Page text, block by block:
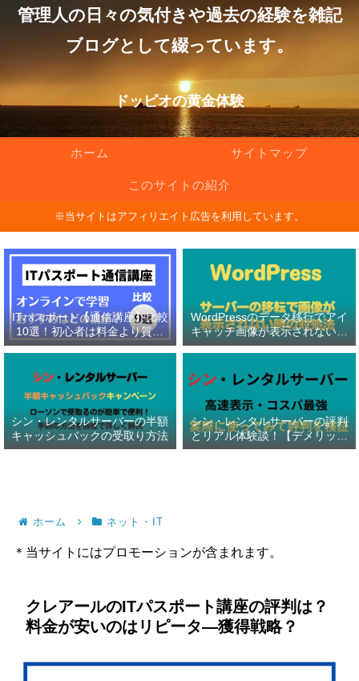
管理人の日々の気付きや過去の経験を雑記
ブログとして綴っています。
ドッピオの黄金体験
ホーム サイトマップ
このサイトの紹介
※当サイトはアフィリエイト広告を利用しています。
ITパスポート【通信講座】比較
10選！初心者は料金より質問
対応の有無を重視！
WordPressのデータ移行でアイ
キャッチ画像が表示されない原
因と対処法
シン・レンタルサーバーの半額
キャッシュバックの受取り方法
シン・レンタルサーバーの評判
とリアル体験談！【デメリット
暴露】
ホーム ネット・IT
＊当サイトにはプロモーションが含まれます。
クレアールのITパスポート講座の評判は？
料金が安いのはリピータ―獲得戦略？